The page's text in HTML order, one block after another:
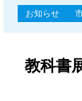
お知らせ
教科書